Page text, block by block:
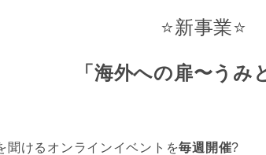
⭐️新事業⭐️
「海外への扉〜うみ
聞けるオンラインイベントを毎週開催?